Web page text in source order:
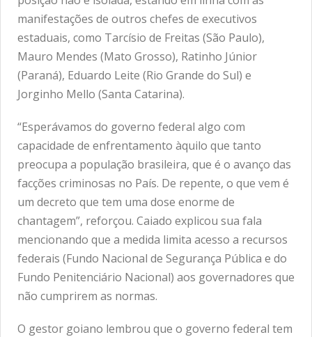
manifestações de outros chefes de executivos
estaduais, como Tarcísio de Freitas (São Paulo),
Mauro Mendes (Mato Grosso), Ratinho Júnior
(Paraná), Eduardo Leite (Rio Grande do Sul) e
Jorginho Mello (Santa Catarina).
“Esperávamos do governo federal algo com
capacidade de enfrentamento àquilo que tanto
preocupa a população brasileira, que é o avanço das
facções criminosas no País. De repente, o que vem é
um decreto que tem uma dose enorme de
chantagem”, reforçou. Caiado explicou sua fala
mencionando que a medida limita acesso a recursos
federais (Fundo Nacional de Segurança Pública e do
Fundo Penitenciário Nacional) aos governadores que
não cumprirem as normas.
O gestor goiano lembrou que o governo federal tem